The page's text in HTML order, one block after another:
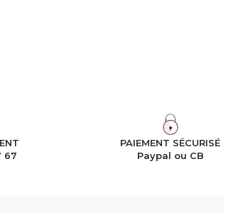
67
PAIEMENT SÉCURISÉ
Paypal ou CB